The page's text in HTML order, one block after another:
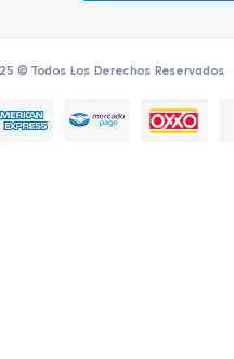
© Todos Los Derechos Reservados